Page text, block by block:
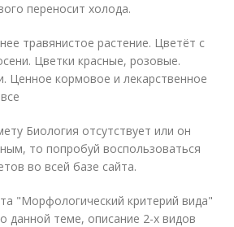
переносит холода.
травянистое растение. Цветёт с
Цветки красные, розовые.
Ценное кормовое и лекарственное
Биология отсутствует или он
то попробуй воспользоваться
во всей базе сайта.
"Морфологический критерий вида"
данной теме, описание 2-х видов